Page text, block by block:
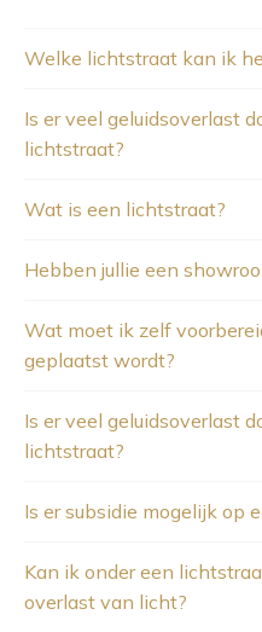
Welke lichtstraat kan ik
Is er veel geluidsoverlast
lichtstraat?
Wat is een lichtstraat?
Hebben jullie een
Wat moet ik zelf
geplaatst wordt?
Is er veel geluidsoverlast
lichtstraat?
Is er subsidie mogelijk op
Kan ik onder een
overlast van licht?